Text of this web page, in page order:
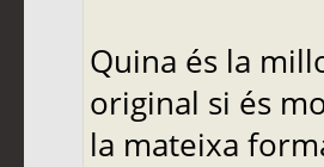
Quina és la
original si és
la mateixa